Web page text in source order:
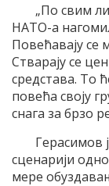
„По свим
НАТО-а
Повећавају се
Стварају се
средстава. То
повећа своју
снага за брзо
Герасимов
сценарији
мере